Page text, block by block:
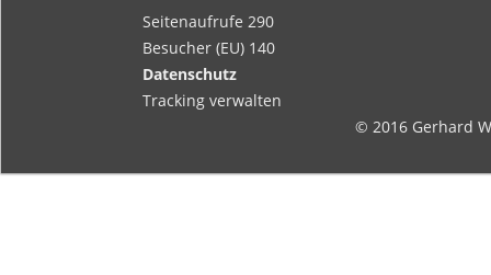
Seitenaufrufe 290
Besucher (EU) 140
Datenschutz
Tracking verwalten
© 2016 Gerhard